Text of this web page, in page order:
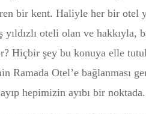
bir kent. Haliyle her bir otel
oteli olan ve hakkıyla,
Hiçbir şey bu konuya elle
Ramada Otel’e bağlanması
hepimizin ayıbı bir noktada.